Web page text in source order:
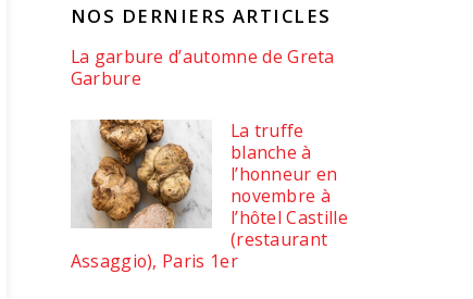
NOS DERNIERS ARTICLES
La garbure d’automne de Greta
Garbure
La truffe
blanche à
l’honneur en
novembre à
l’hôtel Castille
(restaurant
Assaggio), Paris 1er